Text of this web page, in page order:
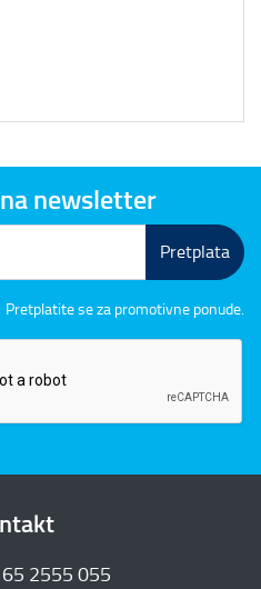
newsletter
Pretplata
Pretplatite se za promotivne ponude.
2555 055